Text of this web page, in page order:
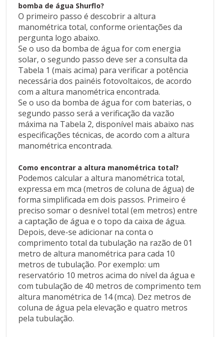
Como saber a vazão bombeada diariamente
pela bomba de água Shurflo?
O primeiro passo é descobrir a altura manométrica
total, conforme orientações da pergunta logo
abaixo.
Se o uso da bomba de água for com energia solar,
o segundo passo deve ser a consulta da Tabela 1
(mais acima) para verificar a potência necessária
dos painéis fotovoltaicos, de acordo com a altura
manométrica encontrada.
Se o uso da bomba de água for com baterias, o
segundo passo será a verificação da vazão máxima
na Tabela 2, disponível mais abaixo nas
especificações técnicas, de acordo com a altura
manométrica encontrada.
Como encontrar a altura manométrica total?
Podemos calcular a altura manométrica total,
expressa em mca (metros de coluna de água) de
forma simplificada em dois passos. Primeiro é
preciso somar o desnível total (em metros) entre a
captação de água e o topo da caixa de água. Depois,
deve-se adicionar na conta o comprimento total da
tubulação na razão de 01 metro de altura
manométrica para cada 10 metros de tubulação.
Por exemplo: um reservatório 10 metros acima do
nível da água e com tubulação de 40 metros de
comprimento tem altura manométrica de 14 (mca).
bomba de água Shurflo?
O primeiro passo é descobrir a altura
manométrica total, conforme orientações da
pergunta logo abaixo.
Se o uso da bomba de água for com energia
solar, o segundo passo deve ser a consulta da
Tabela 1 (mais acima) para verificar a potência
necessária dos painéis fotovoltaicos, de acordo
com a altura manométrica encontrada.
Se o uso da bomba de água for com baterias, o
segundo passo será a verificação da vazão
máxima na Tabela 2, disponível mais abaixo nas
especificações técnicas, de acordo com a altura
manométrica encontrada.
Como encontrar a altura manométrica total?
Podemos calcular a altura manométrica total,
expressa em mca (metros de coluna de água) de
forma simplificada em dois passos. Primeiro é
preciso somar o desnível total (em metros) entre
a captação de água e o topo da caixa de água.
Depois, deve-se adicionar na conta o
comprimento total da tubulação na razão de 01
metro de altura manométrica para cada 10
metros de tubulação. Por exemplo: um
reservatório 10 metros acima do nível da água e
com tubulação de 40 metros de comprimento tem
altura manométrica de 14 (mca). Dez metros de
coluna de água pela elevação e quatro metros
pela tubulação.